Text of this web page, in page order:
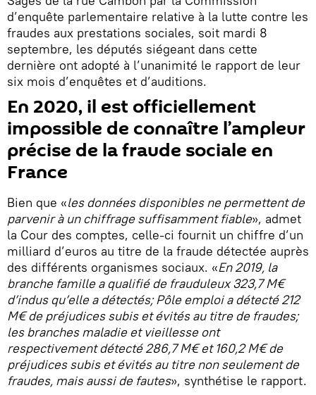
d’enquête parlementaire relative à la lutte contre les
fraudes aux prestations sociales, soit mardi 8
septembre, les députés siégeant dans cette
dernière ont adopté à l’unanimité le rapport de leur
six mois d’enquêtes et d’auditions.
En 2020, il est officiellement
impossible de connaître l’ampleur
précise de la fraude sociale en
France
Bien que «les données disponibles ne permettent de
parvenir à un chiffrage suffisamment fiable», admet
la Cour des comptes, celle-ci fournit un chiffre d’un
milliard d’euros au titre de la fraude détectée auprès
des différents organismes sociaux. «En 2019, la
branche famille a qualifié de frauduleux 323,7 M€
d’indus qu’elle a détectés; Pôle emploi a détecté 212
M€ de préjudices subis et évités au titre de fraudes;
les branches maladie et vieillesse ont
respectivement détecté 286,7 M€ et 160,2 M€ de
préjudices subis et évités au titre non seulement de
fraudes, mais aussi de fautes», synthétise le rapport.